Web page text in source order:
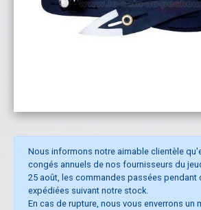
Nous informons notre aimable clientèle
congés annuels de nos fournisseurs du
25 août, les commandes passées pendant
expédiées suivant notre stock.
En cas de rupture, nous vous enverrons un